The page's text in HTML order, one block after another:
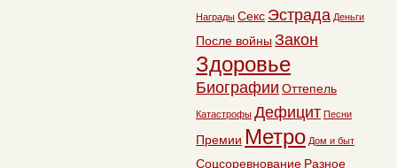
Награды Секс Эстрада Деньги
После войны Закон
Здоровье
Биографии Оттепель
Катастрофы Дефицит Песни
Премии Метро Дом и быт
Соцсоревнование Разное